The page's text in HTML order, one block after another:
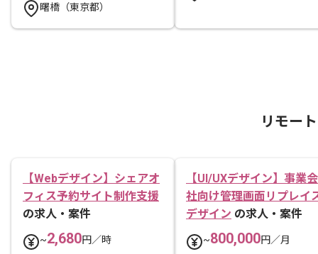
曙橋（東京都）
リモー
【Webデザイン】シェアオ
フィス予約サイト制作支援
の求人・案件
~2,680円／時
【UI/UXデザイン】事業会
社向け管理画面リプレイ
デザイン の求人・案件
~800,000円／月